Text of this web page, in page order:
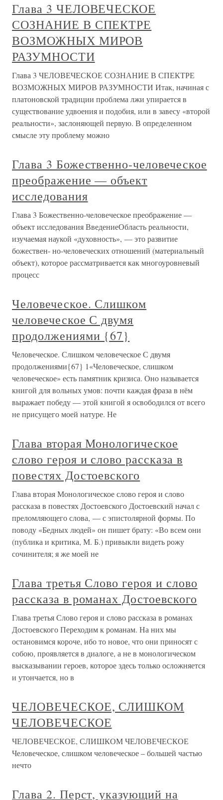
Глава 3 ЧЕЛОВЕЧЕСКОЕ
СОЗНАНИЕ В СПЕКТРЕ
ВОЗМОЖНЫХ МИРОВ
РАЗУМНОСТИ
Глава 3 ЧЕЛОВЕЧЕСКОЕ СОЗНАНИЕ В СПЕКТРЕ
ВОЗМОЖНЫХ МИРОВ РАЗУМНОСТИ Итак, начиная с
платоновской традиции проблема лжи упирается в
существование удвоения и подобия, или в завесу «второй
реальности», заслоняющей первую. В определенном
смысле эту проблему можно
Глава 3 Божественно-человеческое
преображение — объект
исследования
Глава 3 Божественно-человеческое преображение —
объект исследования ВведениеОбласть реальности,
изучаемая наукой «духовность», — это развитие
божествен- но-человеческих отношений (материальный
объект), которое рассматривается как многоуровневый
процесс
Человеческое. Слишком
человеческое С двумя
продолжениями {67}
Человеческое. Слишком человеческое С двумя
продолжениями{67} 1«Человеческое, слишком
человеческое» есть памятник кризиса. Оно называется
книгой для вольных умов: почти каждая фраза в нём
выражает победу — этой книгой я освободился от всего
не присущего моей натуре. Не
Глава вторая Монологическое
слово героя и слово рассказа в
повестях Достоевского
Глава вторая Монологическое слово героя и слово
рассказа в повестях Достоевского Достоевский начал с
преломляющего слова, — с эпистолярной формы. По
поводу «Бедных людей» он пишет брату: «Во всем они
(публика и критика, М. Б.) привыкли видеть рожу
сочинителя; я же моей не
Глава третья Слово героя и слово
рассказа в романах Достоевского
Глава третья Слово героя и слово рассказа в романах
Достоевского Переходим к романам. На них мы
остановимся короче, ибо то новое, что они приносят с
собою, проявляется в диалоге, а не в монологическом
высказывании героев, которое здесь только осложняется
и утончается, но в
ЧЕЛОВЕЧЕСКОЕ, СЛИШКОМ
ЧЕЛОВЕЧЕСКОЕ
ЧЕЛОВЕЧЕСКОЕ, СЛИШКОМ ЧЕЛОВЕЧЕСКОЕ
Человеческое, слишком человеческое – большей частью
нечто
Глава 2. Перст, указующий на